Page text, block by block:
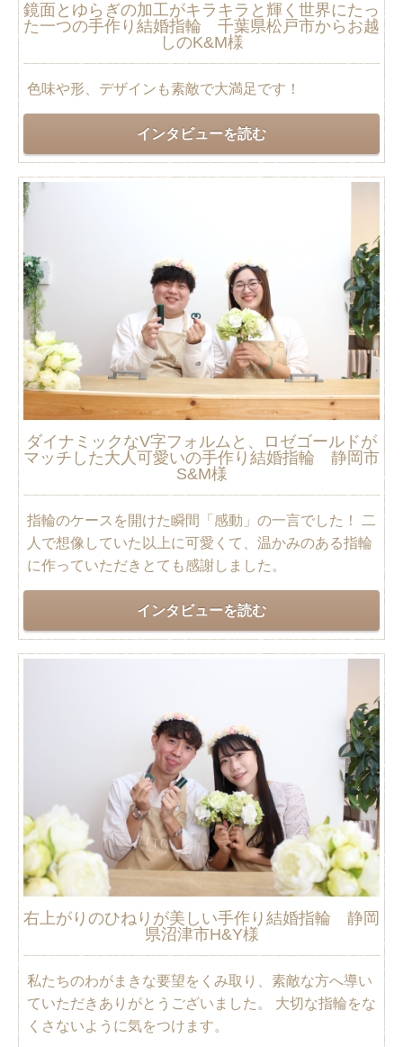
鏡面とゆらぎの加工がキラキラと輝く世界にたっ
た一つの手作り結婚指輪 千葉県松戸市からお越
しのK&M様
色味や形、デザインも素敵で大満足です！
インタビューを読む
ダイナミックなV字フォルムと、ロゼゴールドが
マッチした大人可愛いの手作り結婚指輪 静岡市
S&M様
指輪のケースを開けた瞬間「感動」の一言でした！ 二
人で想像していた以上に可愛くて、温かみのある指輪
に作っていただきとても感謝しました。
インタビューを読む
右上がりのひねりが美しい手作り結婚指輪 静岡
県沼津市H&Y様
私たちのわがまきな要望をくみ取り、素敵な方へ導い
ていただきありがとうございました。 大切な指輪をな
くさないように気をつけます。